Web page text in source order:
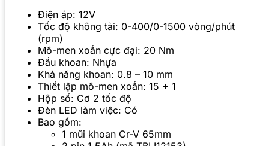
Điện áp: 12V
Tốc độ không tải: 0-400/0-1500 vòng/phút
(rpm)
Mô-men xoắn cực đại: 20 Nm
Đầu khoan: Nhựa
Khả năng khoan: 0.8 – 10 mm
Thiết lập mô-men xoắn: 15 + 1
Hộp số: Cơ 2 tốc độ
Đèn LED làm việc: Có
Bao gồm:
1 mũi khoan Cr-V 65mm